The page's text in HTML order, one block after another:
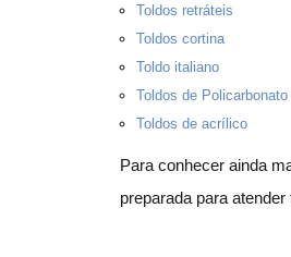
Toldos retráteis
Toldos cortina
Toldo italiano
Toldos de Policarbonato
Toldos de acrílico
Para conhecer ainda
preparada para